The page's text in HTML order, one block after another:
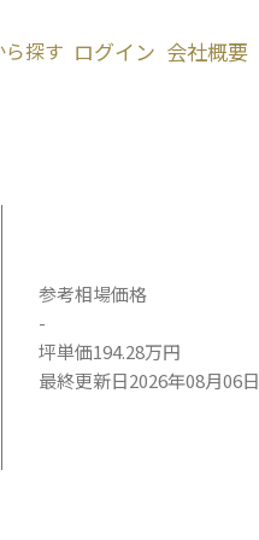
ら探す ログイン 会社概要
参考相場価格
-
坪単価194.28万円
最終更新日2026年08月06日